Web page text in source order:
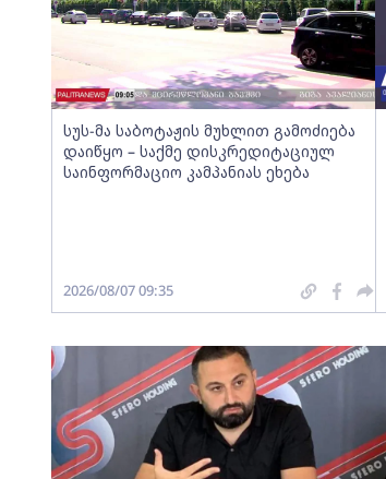
სუს-მა საბოტაჟის მუხლით გამოძიება
დაიწყო – საქმე დისკრედიტაციულ
საინფორმაციო კამპანიას ეხება
2026/08/07 09:35